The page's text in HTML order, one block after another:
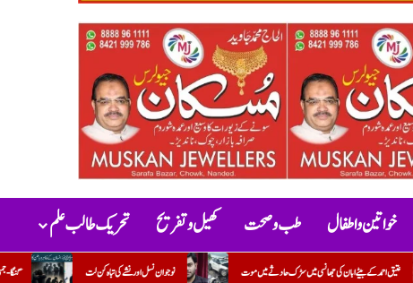
خواتین و اطفال طب و صحت کھیل و تفریح تحریک طالب علم
کتاب "گلستانِ عادل” پر ایک تبصرہ گنگا-جمنی تہذیب نوجوان نسل اور نشے کی تباہ کن لت